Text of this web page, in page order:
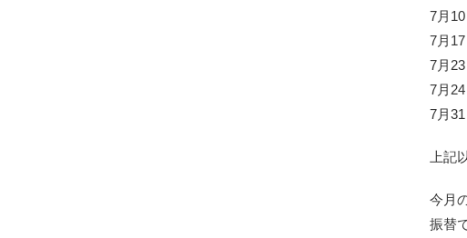
7月
7月
7月
7月
7月
上記
今月
振替